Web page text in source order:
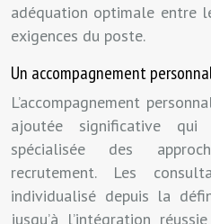
adéquation optimale entre
exigences du poste.
Un accompagnement
L’accompagnement
ajoutée significative qui
spécialisée des
recrutement. Les
individualisé depuis la
jusqu’à l’intégration